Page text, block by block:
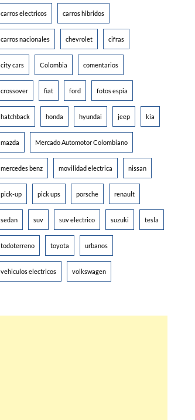
carros electricos carros hibridos
carros nacionales chevrolet cifras
city cars Colombia comentarios
crossover fiat ford fotos espia
hatchback honda hyundai jeep kia
mazda Mercado Automotor Colombiano
mercedes benz movilidad electrica nissan
pick-up pick ups porsche renault
sedan suv suv electrico suzuki tesla
todoterreno toyota urbanos
vehiculos electricos volkswagen